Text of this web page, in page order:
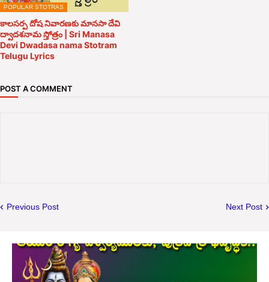
POPULAR STOTRAS
కాలసర్ప దోష నివారణకు మానసా దేవి
ద్వాదశనామ స్తోత్రం | Sri Manasa
Devi Dwadasa nama Stotram
Telugu Lyrics
POST A COMMENT
Previous Post Next Post